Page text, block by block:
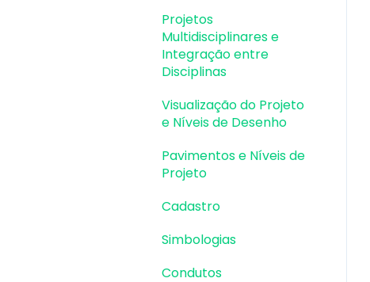
Vigas | Erros e Avisos
Vigas |
Dimensionamento e
Detalhamento
Lajes | Erros e Avisos
Lajes |
Lajes | Detalhamento
Projetos
Multidisciplinares e
Integração entre
Disciplinas
Visualização do Projeto
e Níveis de Desenho
Pavimentos e Níveis de
Projeto
Cadastro
Simbologias
Condutos